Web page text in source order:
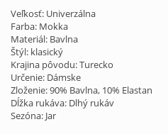
Veľkosť: Univerzálna
Farba: Mokka
Materiál: Bavlna
Štýl: klasický
Krajina pôvodu: Turecko
Určenie: Dámske
Zloženie: 90% Bavlna, 10% Elastan
Dĺžka rukáva: Dlhý rukáv
Sezóna: Jar